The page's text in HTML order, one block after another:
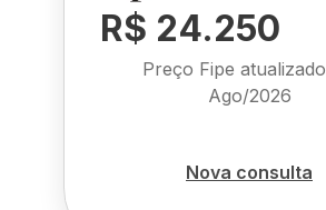
R$ 24.250
Preço Fipe
Ago/2026
Nova consulta